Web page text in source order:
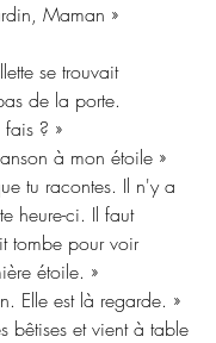
Maman »
se trouvait
de la porte.
? »
à mon étoile »
tu racontes. Il n'y a
heure-ci. Il faut
tombe pour voir
étoile. »
Elle est là regarde. »
bêtises et vient à table